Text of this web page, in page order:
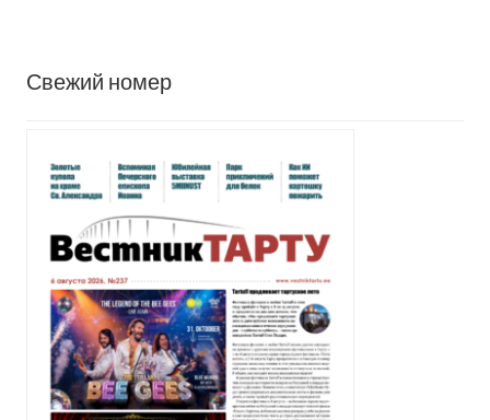
Свежий номер